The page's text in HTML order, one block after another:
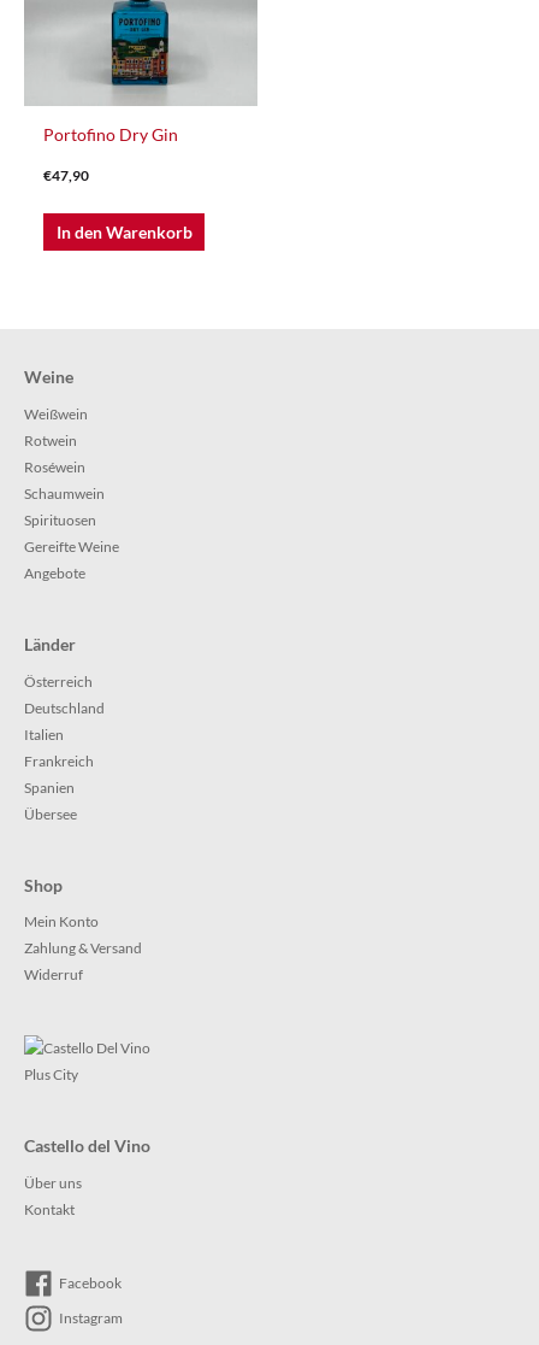
Portofino Dry Gin
€47,90
In den Warenkorb
Weine
Weißwein
Rotwein
Roséwein
Schaumwein
Spirituosen
Gereifte Weine
Angebote
Länder
Österreich
Deutschland
Italien
Frankreich
Spanien
Übersee
Shop
Mein Konto
Zahlung & Versand
Widerruf
Castello del Vino
Über uns
Kontakt
Facebook
Instagram